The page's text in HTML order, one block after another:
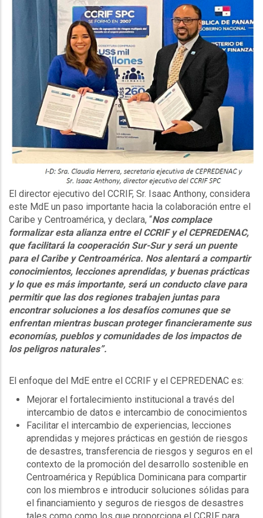
El director ejecutivo del CCRIF, Sr. Isaac Anthony, considera
este MdE un paso importante hacia la colaboración entre el
Caribe y Centroamérica, y declara, “Nos complace
formalizar esta alianza entre el CCRIF y el CEPREDENAC,
que facilitará la cooperación Sur-Sur y será un puente
para el Caribe y Centroamérica. Nos alentará a compartir
conocimientos, lecciones aprendidas, y buenas prácticas
y lo que es más importante, será un conducto clave para
permitir que las dos regiones trabajen juntas para
encontrar soluciones a los desafíos comunes que se
enfrentan mientras buscan proteger financieramente sus
economías, pueblos y comunidades de los impactos de
los peligros naturales”.
El enfoque del MdE entre el CCRIF y el CEPREDENAC es:
Mejorar el fortalecimiento institucional a través del
intercambio de datos e intercambio de conocimientos
Facilitar el intercambio de experiencias, lecciones
aprendidas y mejores prácticas en gestión de riesgos
de desastres, transferencia de riesgos y seguros en el
contexto de la promoción del desarrollo sostenible en
Centroamérica y República Dominicana para compartir
con los miembros e introducir soluciones sólidas para
el financiamiento y seguros de riesgos de desastres